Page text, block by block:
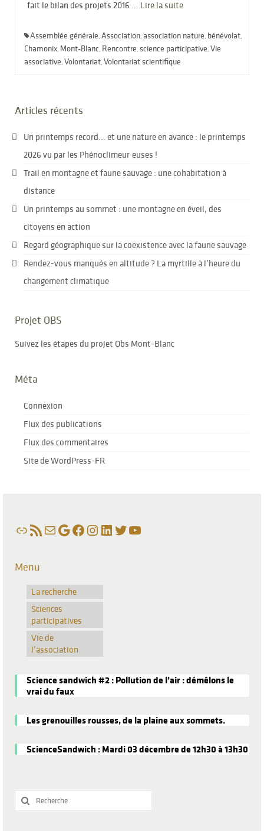
fait le bilan des projets 2016 … Lire la suite­­
Assemblée générale, Association, association nature, bénévolat,
Chamonix, Mont-Blanc, Rencontre, science participative, Vie
associative, Volontariat, Volontariat scientifique
Articles récents
Un printemps record… et une nature en avance : le printemps
2026 vu par les Phénoclimeur·euses !
Trail en montagne et faune sauvage : une cohabitation à
distance
Un printemps au sommet : une montagne en éveil, des
citoyens en action
Regard géographique sur la coexistence avec la faune sauvage
Rendez-vous manqués en altitude ? La myrtille à l’heure du
changement climatique
Projet OBS
Suivez les étapes du projet Obs Mont-Blanc
Méta
Connexion
Flux des publications
Flux des commentaires
Site de WordPress-FR
LienFlux RSSE-mailGoogle
Facebook
Instagram
LinkedIn
Twitter
YouTube
Menu
La recherche
Sciences
participatives
Vie de
l’association
Science sandwich #2 : Pollution de l’air : démêlons le
vrai du faux
Les grenouilles rousses, de la plaine aux sommets.
ScienceSandwich : Mardi 03 décembre de 12h30 à 13h30
Rechercher